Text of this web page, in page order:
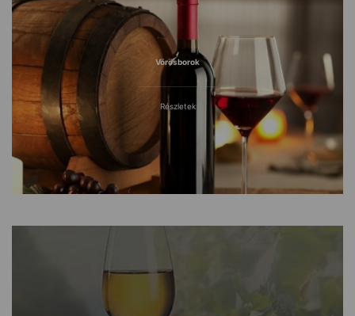
Vörösborok
Részletek